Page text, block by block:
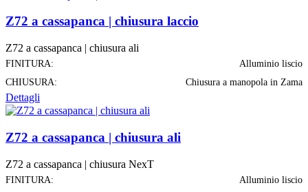
Z72 a cassapanca | chiusura laccio
Z72 a cassapanca | chiusura ali
FINITURA:
Alluminio liscio
CHIUSURA:
Chiusura a manopola in Zama
Dettagli
Z72 a cassapanca | chiusura ali
Z72 a cassapanca | chiusura NexT
FINITURA:
Alluminio liscio